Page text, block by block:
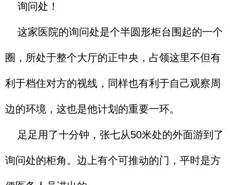
询问处！
这家医院的询问处是个半圆形柜台围起的一个
圈，所处于整个大厅的正中央，占领这里不但有
利于档住对方的视线，同样也有利于自己观察周
边的环境，这也是他计划的重要一环。
足足用了十分钟，张七从50米处的外面游到了
询问处的柜角。边上有个可推动的门，平时是方